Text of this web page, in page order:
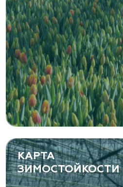
КАРТА
ЗИМОСТОЙКОСТИ